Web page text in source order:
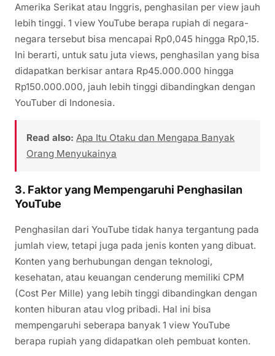
Amerika Serikat atau Inggris, penghasilan per view jauh
lebih tinggi. 1 view YouTube berapa rupiah di negara-
negara tersebut bisa mencapai Rp0,045 hingga Rp0,15.
Ini berarti, untuk satu juta views, penghasilan yang bisa
didapatkan berkisar antara Rp45.000.000 hingga
Rp150.000.000, jauh lebih tinggi dibandingkan dengan
YouTuber di Indonesia.
Read also: Apa Itu Otaku dan Mengapa Banyak
Orang Menyukainya
3. Faktor yang Mempengaruhi Penghasilan
YouTube
Penghasilan dari YouTube tidak hanya tergantung pada
jumlah view, tetapi juga pada jenis konten yang dibuat.
Konten yang berhubungan dengan teknologi,
kesehatan, atau keuangan cenderung memiliki CPM
(Cost Per Mille) yang lebih tinggi dibandingkan dengan
konten hiburan atau vlog pribadi. Hal ini bisa
mempengaruhi seberapa banyak 1 view YouTube
berapa rupiah yang didapatkan oleh pembuat konten.